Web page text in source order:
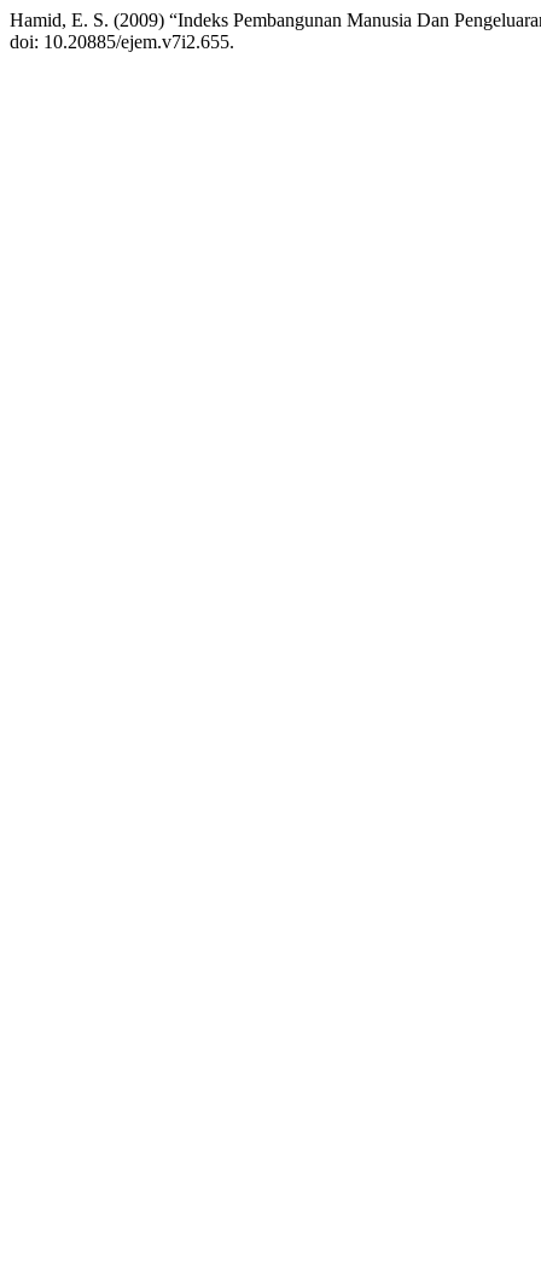
Hamid, E. S. (2009) “Indeks Pembangunan Manusia Dan
doi: 10.20885/ejem.v7i2.655.